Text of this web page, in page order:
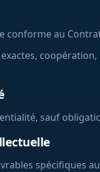
conforme au
sauf
spécifiques